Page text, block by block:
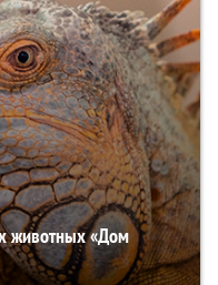
животных «Дом